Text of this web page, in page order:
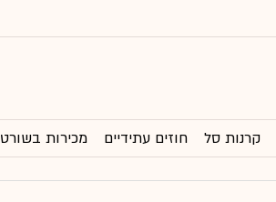
קרנות סל חוזים עתידיים מכירות בשורט